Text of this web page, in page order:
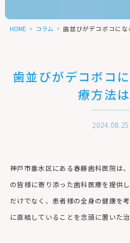
HOME > コラム > 歯並びがデコボコにな
歯並びがデコボコ
療方法
2024.08.25
神戸市垂水区にある春藤歯科医院は
の皆様に寄り添った歯科医療を提供
だけでなく、患者様の全身の健康を
に直結していることを念頭に置いた